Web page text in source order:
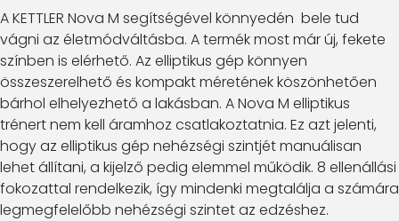
A KETTLER Nova M segítségével könnyedén bele tud
vágni az életmódváltásba. A termék most már új, fekete
színben is elérhető. Az elliptikus gép könnyen
összeszerelhető és kompakt méretének köszönhetően
bárhol elhelyezhető a lakásban. A Nova M elliptikus
trénert nem kell áramhoz csatlakoztatnia. Ez azt jelenti,
hogy az elliptikus gép nehézségi szintjét manuálisan
lehet állítani, a kijelző pedig elemmel működik. 8 ellenállási
fokozattal rendelkezik, így mindenki megtalálja a számára
legmegfelelőbb nehézségi szintet az edzéshez.